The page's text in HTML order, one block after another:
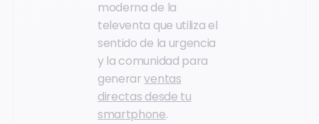
moderna de la
televenta que utiliza el
sentido de la urgencia
y la comunidad para
generarventas
directas desde tu
smartphone.